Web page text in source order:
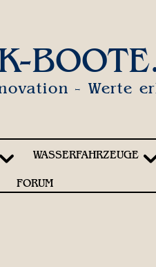
- Werte
WASSERFAHRZEUGE
FORUM